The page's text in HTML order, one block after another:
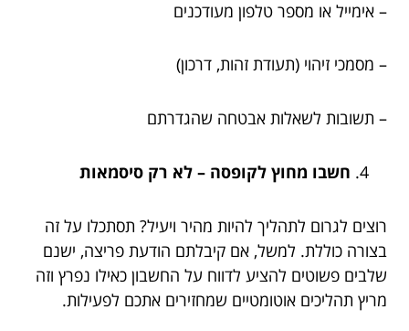
– אימייל או מספר טלפון מעודכנים
– מסמכי זיהוי (תעודת זהות, דרכון)
– תשובות לשאלות אבטחה שהגדרתם
חשבו מחוץ לקופסה – לא רק סיסמאות
רוצים לגרום לתהליך להיות מהיר ויעיל? תסתכלו על זה
בצורה כוללת. למשל, אם קיבלתם הודעת פריצה, ישנם
שלבים פשוטים להציע לדווח על החשבון כאילו נפרץ וזה
מריץ תהליכים אוטומטיים שמחזירים אתכם לפעילות.